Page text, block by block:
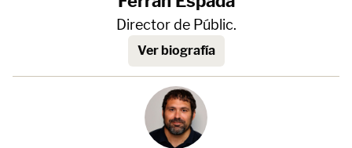
Director de Públic.
Ver biografía